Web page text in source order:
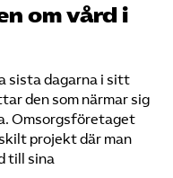
om vård i
sista dagarna i sitt
den som närmar sig
Omsorgsföretaget
projekt där man
till sina